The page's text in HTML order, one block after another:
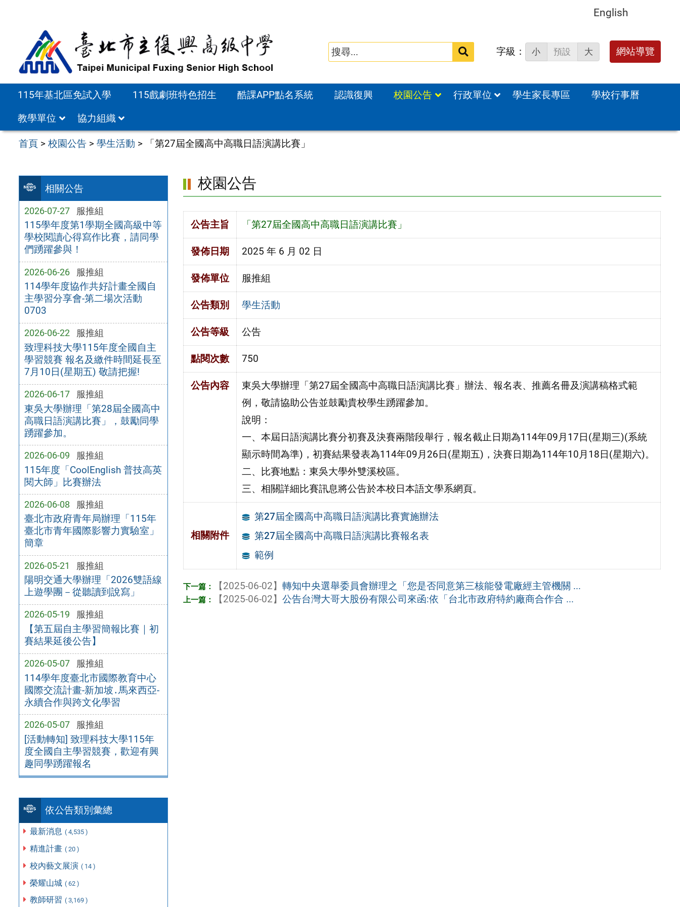
English
站
搜
字級： 小 預設 大 網站導覽
115年基北區免試入學 115戲劇班特色招生 酷課APP點名系統 認識復興 校園公告 行政單位 學生家長專區
學校行事曆
教學單位
協力組織
首頁 >校園公告 >學生活動 > 「第27屆全國高中高職日語演講比賽」
相關公告
2026-07-27 服推組
115學年度第1學期全國高級中等
學校閱讀心得寫作比賽，請同學
們踴躍參與！
2026-06-26 服推組
114學年度協作共好計畫全國自
主學習分享會-第二場次活動
0703
2026-06-22 服推組
致理科技大學115年度全國自主
學習競賽 報名及繳件時間延長至
7月10日(星期五) 敬請把握!
2026-06-17 服推組
東吳大學辦理「第28屆全國高中
高職日語演講比賽」，鼓勵同學
踴躍參加。
2026-06-09 服推組
115年度「CoolEnglish 普技高英
閱大師」比賽辦法
2026-06-08 服推組
臺北市政府青年局辦理「115年
臺北市青年國際影響力實驗室」
簡章
2026-05-21 服推組
陽明交通大學辦理「2026雙語線
上遊學團－從聽讀到說寫」
2026-05-19 服推組
【第五屆自主學習簡報比賽｜初
賽結果延後公告】
2026-05-07 服推組
114學年度臺北市國際教育中心
國際交流計畫-新加坡․馬來西亞-
永續合作與跨文化學習
2026-05-07 服推組
[活動轉知] 致理科技大學115年
度全國自主學習競賽，歡迎有興
趣同學踴躍報名
依公告類別彙總
最新消息 ( 4,535 )
精進計畫 ( 20 )
校內藝文展演 ( 14 )
榮耀山城 ( 62 )
教師研習 ( 3,169 )
校園公告
公告主旨 「第27屆全國高中高職日語演講比賽」
發佈日期 2025 年 6 月 02 日
發佈單位 服推組
公告類別 學生活動
公告等級 公告
點閱次數 750
公告內容
東吳大學辦理「第27屆全國高中高職日語演講比賽」辦法、報名表、推薦名冊及演講稿格式範
例，敬請協助公告並鼓勵貴校學生踴躍參加。
說明：
一、本屆日語演講比賽分初賽及決賽兩階段舉行，報名截止日期為114年09月17日(星期三)(系統
顯示時間為準)，初賽結果發表為114年09月26日(星期五)，決賽日期為114年10月18日(星期六)。
二、比賽地點：東吳大學外雙溪校區。
三、相關詳細比賽訊息將公告於本校日本語文學系網頁。
相關附件
第27屆全國高中高職日語演講比賽實施辦法
第27屆全國高中高職日語演講比賽報名表
範例
【2025-06-02】轉知中央選舉委員會辦理之「您是否同意第三核能發電廠經主管機關 ...
【2025-06-02】公告台灣大哥大股份有限公司來函:依「台北市政府特約廠商合作合 ...